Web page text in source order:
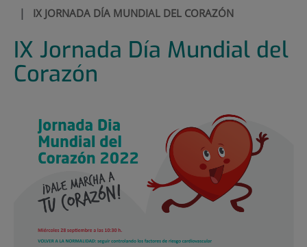
| IX JORNADA DÍA MUNDIAL DEL CORAZÓN
IX Jornada Día Mundial del
Corazón